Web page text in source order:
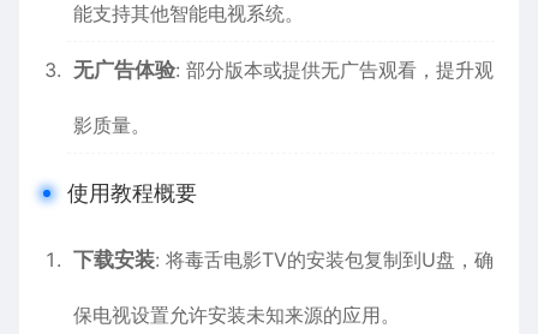
能支持其他智能电视系统。
无广告体验: 部分版本或提供无广告观看，提升观
影质量。
使用教程概要
下载安装: 将毒舌电影TV的安装包复制到U盘，确
保电视设置允许安装未知来源的应用。